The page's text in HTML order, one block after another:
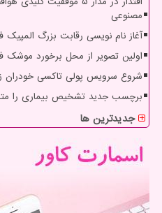
مصنوعی
آغاز نام نویسی رقابت بزرگ المپیک
اولین تصویر از محل برخورد موشک
شروع سرویس پولی تاکسی خودران
برچسب جدید تشخیص بیماری را
جدیدترین ها